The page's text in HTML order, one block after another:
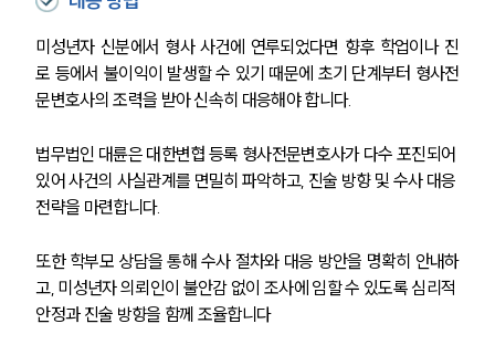
그룹소개
오시는 길
글로벌 파트너 로펌
고객의 소리
통합검색
미성년자 신분에서 형사 사건에 연루되었다면 향후 학업이나 진
로 등에서 불이익이 발생할 수 있기 때문에 초기 단계부터 형사전
문변호사의 조력을 받아 신속히 대응해야 합니다.
법무법인 대륜은 대한변협 등록 형사전문변호사가 다수 포진되어
있어 사건의 사실관계를 면밀히 파악하고, 진술 방향 및 수사 대응
전략을 마련합니다.
또한 학부모 상담을 통해 수사 절차와 대응 방안을 명확히 안내하
고, 미성년자 의뢰인이 불안감 없이 조사에 임할 수 있도록 심리적
안정과 진술 방향을 함께 조율합니다